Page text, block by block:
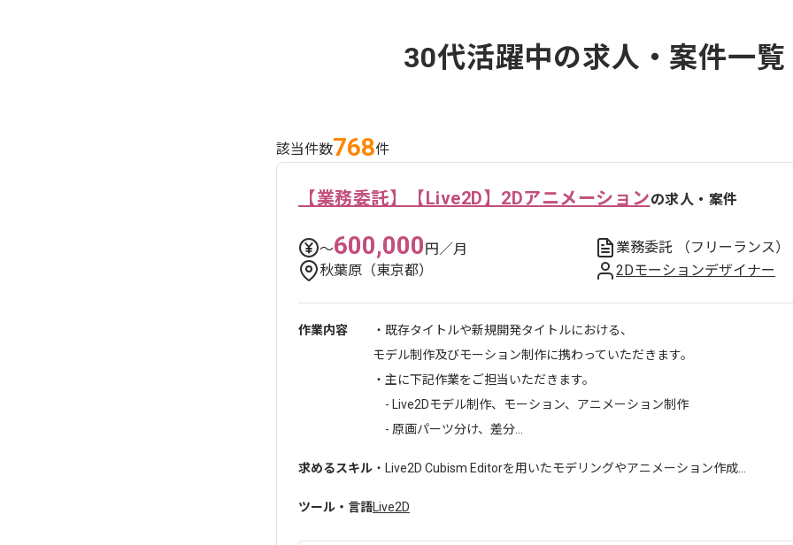
30代活躍中の求人・案件一覧
該当件数768件
【業務委託】【Live2D】2Dアニメーションの求人・案件
〜600,000円／月 業務委託
（フリーランス）
秋葉原（東京都）
2Dモーションデザイナー
作業内容
・既存タイトルや新規開発タイトルにおける、
モデル制作及びモーション制作に携わっていただきます。
・主に下記作業をご担当いただきます。
- Live2Dモデル制作、モーション、アニメーション制作
- 原画パーツ分け、差分...
求めるスキル ・Live2D Cubism Editorを用いたモデリングやアニメーション作成...
ツール・言語 Live2D